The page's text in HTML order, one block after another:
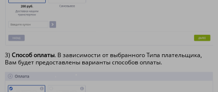
3) Способ оплаты. В зависимости от выбранного Типа плательщика,
Вам будет предоставлены варианты способов оплаты.